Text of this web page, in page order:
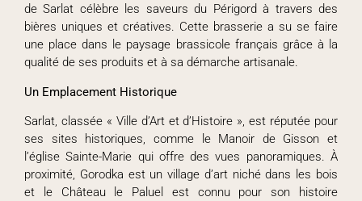
de Sarlat célèbre les saveurs du Périgord à travers des
bières uniques et créatives. Cette brasserie a su se faire
une place dans le paysage brassicole français grâce à la
qualité de ses produits et à sa démarche artisanale.
Un Emplacement Historique
Sarlat, classée « Ville d’Art et d’Histoire », est réputée pour
ses sites historiques, comme le Manoir de Gisson et
l’église Sainte-Marie qui offre des vues panoramiques. À
proximité, Gorodka est un village d’art niché dans les bois
et le Château le Paluel est connu pour son histoire